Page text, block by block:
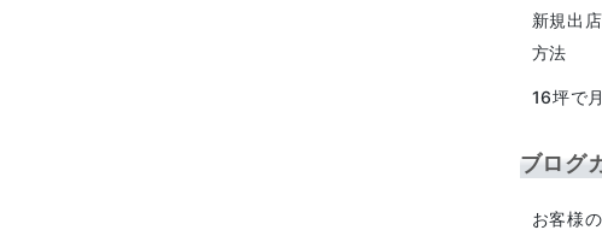
新規出
方法
16坪で
ブログ
お客様